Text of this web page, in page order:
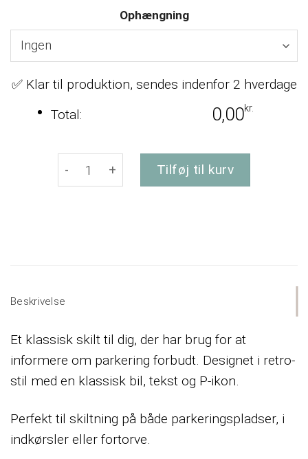
Ophængning
✅ Klar til produktion, sendes indenfor 2 hverdage
Total:
0,00kr.
P-skilt - Automobil-parkering forbudt - sort
Tilføj til kurv
Beskrivelse
Et klassisk skilt til dig, der har brug for at
informere om parkering forbudt. Designet i retro-
stil med en klassisk bil, tekst og P-ikon.
Perfekt til skiltning på både parkeringspladser, i
indkørsler eller fortorve.